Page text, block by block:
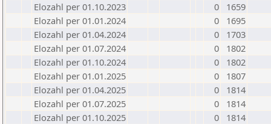
Elozahl per 01.10.2023
0
1659
Elozahl per 01.01.2024
0
1695
Elozahl per 01.04.2024
0
1703
Elozahl per 01.07.2024
0
1802
Elozahl per 01.10.2024
0
1802
Elozahl per 01.01.2025
0
1807
Elozahl per 01.04.2025
0
1814
Elozahl per 01.07.2025
0
1814
Elozahl per 01.10.2025
0
1814